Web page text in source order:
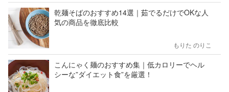
乾麺そばのおすすめ14選｜茹でるだけでOKな人
気の商品を徹底比較
もりた のりこ
こんにゃく麺のおすすめ集｜低カロリーでヘル
シーな”ダイエット食”を厳選！